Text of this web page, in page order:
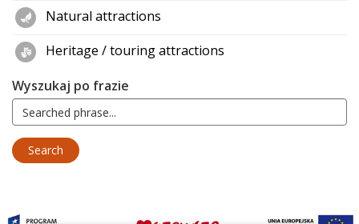
Natural attractions
Heritage / touring attractions
Wyszukaj po frazie